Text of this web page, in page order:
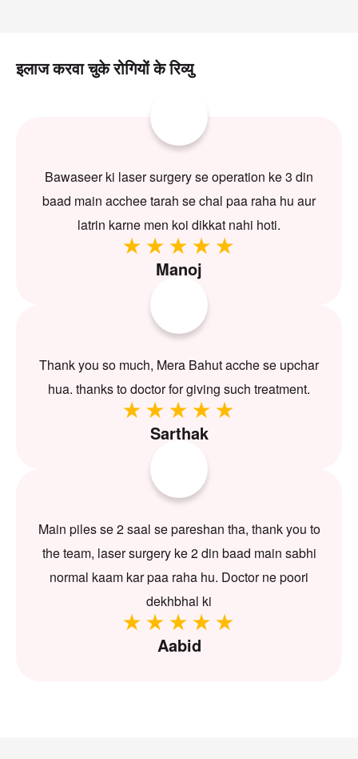
इलाज करवा चुके रोगियों के रिव्यु
Bawaseer ki laser surgery se operation ke 3 din
baad main acchee tarah se chal paa raha hu aur
latrin karne men koi dikkat nahi hoti.
Manoj
Thank you so much, Mera Bahut acche se upchar
hua. thanks to doctor for giving such treatment.
Sarthak
Main piles se 2 saal se pareshan tha, thank you to
the team, laser surgery ke 2 din baad main sabhi
normal kaam kar paa raha hu. Doctor ne poori
dekhbhal ki
Aabid